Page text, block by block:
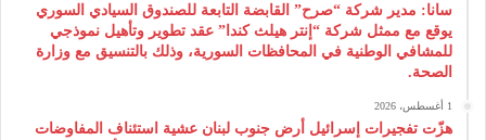
سانا: مدير شركة “صرح” القابضة التابعة للصندوق السيادي السوري
يوقع مع ممثل شركة “إنتر هيلث كندا” عقد تطوير وتأهيل نموذجي
للمشافي الوطنية في المحافظات السورية، وذلك بالتنسيق مع وزارة
الصحة.
1 أغسطس، 2026
هزّت تفجيرات إسرائيل أرض جنوب لبنان عشية استئناف المفاوضات